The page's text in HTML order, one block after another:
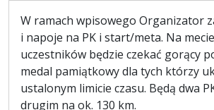
W ramach wpisowego Organizator
i napoje na PK i start/meta. Na
uczestników będzie czekać gorący
medal pamiątkowy dla tych którzy
ustalonym limicie czasu. Będą dwa
drugim na ok. 130 km.